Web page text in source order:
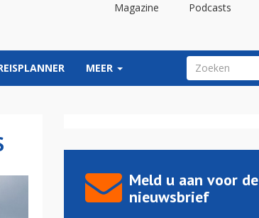
Magazine Podcasts
MEER ZOEKVELD
Meld u aan voor de
nieuwsbrief